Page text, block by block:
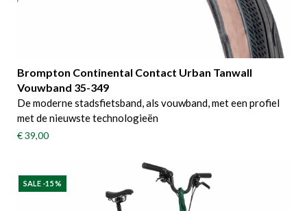
Brompton Continental Contact Urban Tanwall
Vouwband 35-349
De moderne stadsfietsband, als vouwband, met een profiel
met de nieuwste technologieën
€ 39,00
SALE -15 %